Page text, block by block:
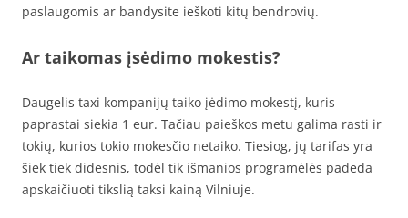
paslaugomis ar bandysite ieškoti kitų bendrovių.
Ar taikomas įsėdimo mokestis?
Daugelis taxi kompanijų taiko įėdimo mokestį, kuris
paprastai siekia 1 eur. Tačiau paieškos metu galima rasti ir
tokių, kurios tokio mokesčio netaiko. Tiesiog, jų tarifas yra
šiek tiek didesnis, todėl tik išmanios programėlės padeda
apskaičiuoti tikslią taksi kainą Vilniuje.